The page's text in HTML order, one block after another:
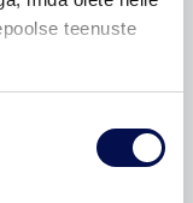
teenuste
niiskust,
mistõttu on